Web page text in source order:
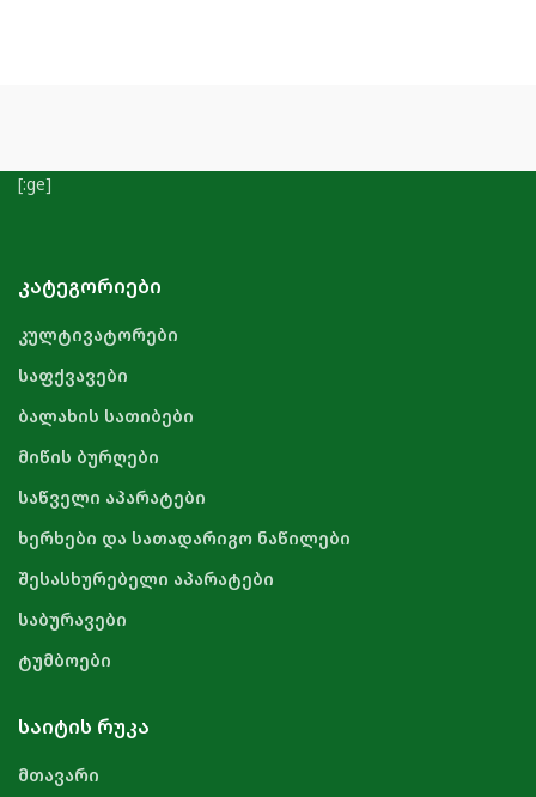
[:ge]
ᲙᲐᲢᲔᲒᲝᲠᲘᲔᲑᲘ
კულტივატორები
საფქვავები
ბალახის სათიბები
მიწის ბურღები
საწველი აპარატები
ხერხები და სათადარიგო ნაწილები
შესასხურებელი აპარატები
საბურავები
ტუმბოები
ᲡᲐᲘᲢᲘᲡ ᲠᲣᲙᲐ
მთავარი